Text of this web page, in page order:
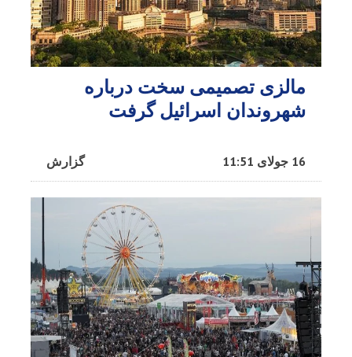
مالزی تصمیمی سخت درباره
شهروندان اسرائیل گرفت
گزارش 16 جولای 11:51